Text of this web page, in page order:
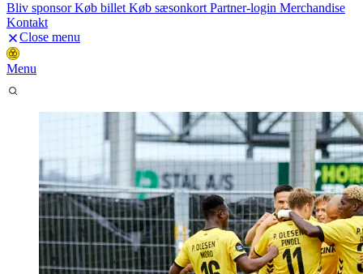
Bliv sponsorKøb billet Køb sæsonkort Partner-login Merchandise
Kontakt
Close menu
Menu